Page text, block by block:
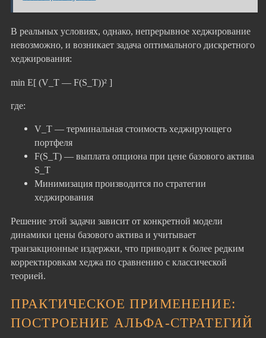
В реальных условиях, однако, непрерывное хеджирование
невозможно, и возникает задача оптимального дискретного
хеджирования:
min E[ (V_T — F(S_T))² ]
где:
V_T — терминальная стоимость хеджирующего
портфеля
F(S_T) — выплата опциона при цене базового актива
S_T
Минимизация производится по стратегии
хеджирования
Решение этой задачи зависит от конкретной модели
динамики цены базового актива и учитывает
транзакционные издержки, что приводит к более редким
корректировкам хеджа по сравнению с классической
теорией.
ПРАКТИЧЕСКОЕ ПРИМЕНЕНИЕ:
ПОСТРОЕНИЕ АЛЬФА-СТРАТЕГИЙ